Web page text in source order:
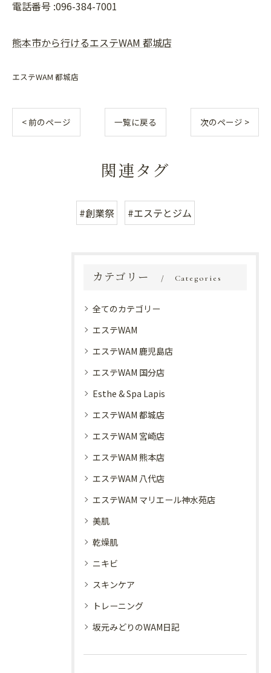
電話番号 :096-384-7001
熊本市から行けるエステWAM 都城店
エステWAM 都城店
< 前のページ 一覧に戻る 次のページ >
関連タグ
#創業祭 #エステとジム
カテゴリー Categories
全てのカテゴリー
エステWAM
エステWAM 鹿児島店
エステWAM 国分店
Esthe & Spa Lapis
エステWAM 都城店
エステWAM 宮崎店
エステWAM 熊本店
エステWAM 八代店
エステWAM マリエール神水苑店
美肌
乾燥肌
ニキビ
スキンケア
トレーニング
坂元みどりのWAM日記